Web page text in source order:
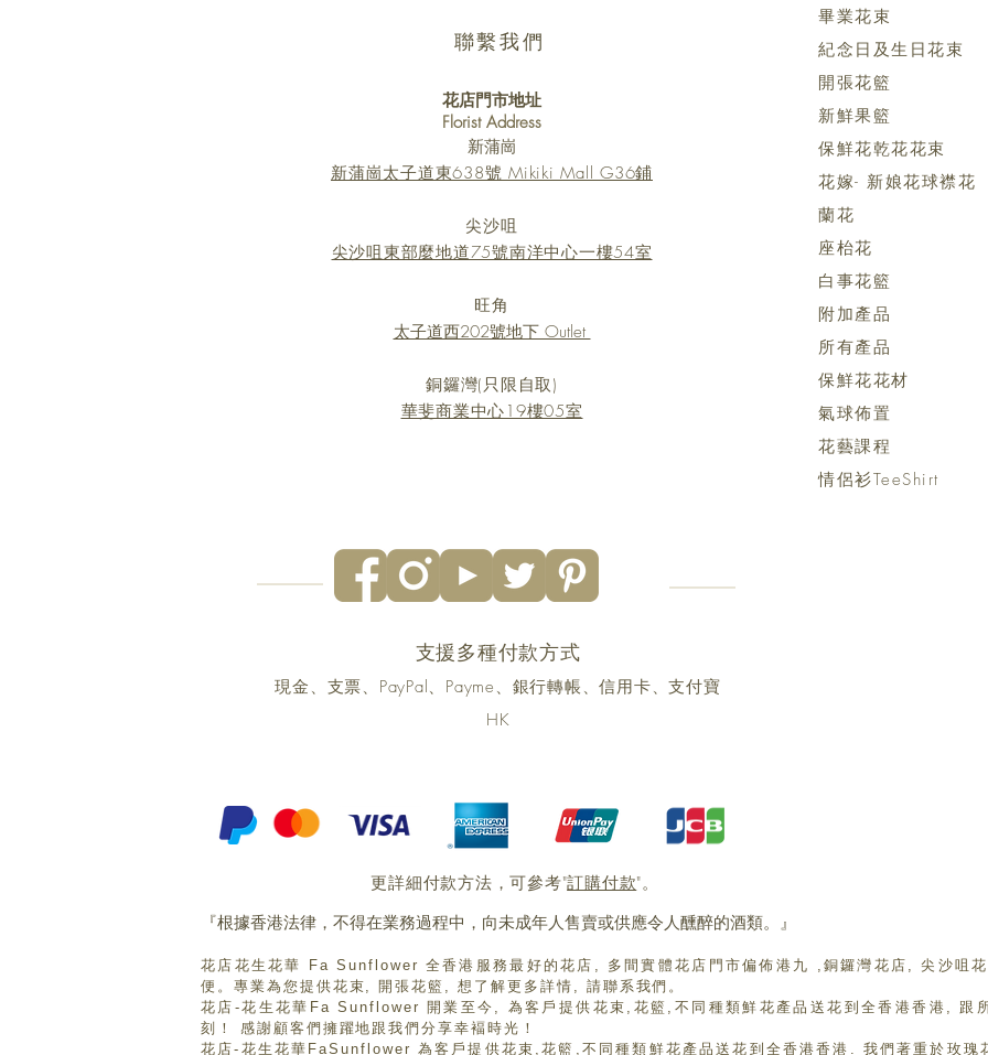
聯繫我們
花店門市地址
Florist Address
新蒲崗
新蒲崗太子道東638號 Mikiki Mall G36鋪
尖沙咀
尖沙咀東部麼地道75號南洋中心一樓54室
旺角
太子道西202號地下 Outlet
銅鑼灣(只限自取)
華斐商業中心19樓05室
畢業花束
紀念日及生日花束
開張花籃
新鮮果籃
保鮮花乾花花束
花嫁- 新娘花球襟花
蘭花
座枱花
白事花籃
附加產品
所有產品
保鮮花花材
氣球佈置
花藝課程
情侶衫TeeShirt
支援多種付款方式
現金、支票、PayPal、Payme、銀行轉帳、信用卡、支付寶
HK
更詳細付款方法，可參考"訂購付款"。
『根據香港法律，不得在業務過程中，向未成年人售賣或供應令人醺醉的酒類。』 ​
花店花生花華 Fa Sunflower 全香港服務最好的花店, 多間實體花店門市偏佈港九 ,銅鑼灣花店, 尖沙咀
便。專業為您提供花束, 開張花籃, 想了解更多詳情, 請聯系我們。
花店-花生花華Fa Sunflower 開業至今, 為客戶提供花束,花籃,不同種類鮮花產品送花到全香港香港, 跟
刻！ 感謝顧客們擁躍地跟我們分享幸褔時光！
花店-花生花華FaSunflower 為客戶提供花束,花籃,不同種類鮮花產品送花到全香港香港. 我們著重於玫瑰